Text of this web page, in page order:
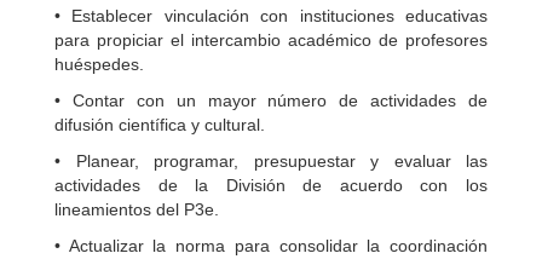
• Establecer vinculación con instituciones educativas
para propiciar el intercambio académico de profesores
huéspedes.
• Contar con un mayor número de actividades de
difusión científica y cultural.
• Planear, programar, presupuestar y evaluar las
actividades de la División de acuerdo con los
lineamientos del P3e.
• Actualizar la norma para consolidar la coordinación